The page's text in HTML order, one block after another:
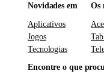
Novidades em
Aplicativos
Jogos
Tecnologias
Os
Encontre o que